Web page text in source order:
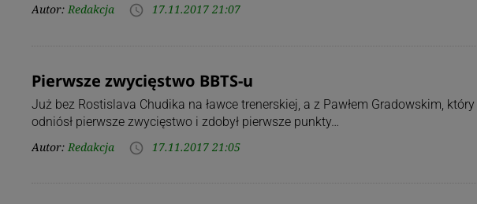
Autor: Redakcja access_time 17.11.2017 21:07
Pierwsze zwycięstwo BBTS-u
Już bez Rostislava Chudika na ławce trenerskiej, a z Pawłem Gradowskim,
odniósł pierwsze zwycięstwo i zdobył pierwsze punkty…
Autor: Redakcja access_time 17.11.2017 21:05